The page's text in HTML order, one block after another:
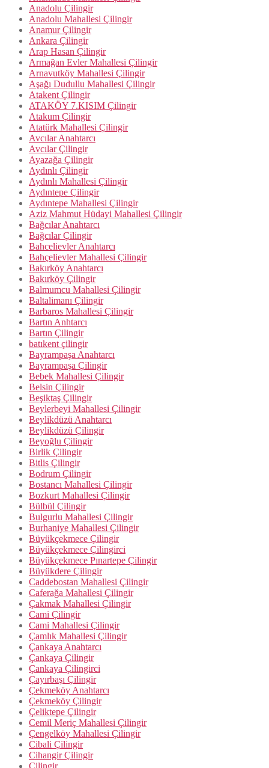
Anadolu Çilingir
Anadolu Mahallesi Çilingir
Anamur Çilingir
Ankara Çilingir
Arap Hasan Çilingir
Armağan Evler Mahallesi Çilingir
Arnavutköy Mahallesi Çilingir
Aşağı Dudullu Mahallesi Çilingir
Atakent Çilingir
ATAKÖY 7.KISIM Çilingir
Atakum Çilingir
Atatürk Mahallesi Çilingir
Avcılar Anahtarcı
Avcılar Çilingir
Ayazağa Çilingir
Aydınlı Çilingir
Aydınlı Mahallesi Çilingir
Aydıntepe Çilingir
Aydıntepe Mahallesi Çilingir
Aziz Mahmut Hüdayi Mahallesi Çilingir
Bağcılar Anahtarcı
Bağcılar Çilingir
Bahcelievler Anahtarcı
Bahçelievler Mahallesi Çilingir
Bakırköy Anahtarcı
Bakırköy Çilingir
Balmumcu Mahallesi Çilingir
Baltalimanı Çilingir
Barbaros Mahallesi Çilingir
Bartın Anhtarcı
Bartın Çilingir
batıkent çilingir
Bayrampaşa Anahtarcı
Bayrampaşa Çilingir
Bebek Mahallesi Çilingir
Belsin Çilingir
Beşiktaş Çilingir
Beylerbeyi Mahallesi Çilingir
Beylikdüzü Anahtarcı
Beylikdüzü Çilingir
Beyoğlu Çilingir
Birlik Çilingir
Bitlis Çilingir
Bodrum Çilingir
Bostancı Mahallesi Çilingir
Bozkurt Mahallesi Çilingir
Bülbül Çilingir
Bulgurlu Mahallesi Çilingir
Burhaniye Mahallesi Çilingir
Büyükçekmece Çilingir
Büyükçekmece Çilingirci
Büyükçekmece Pınartepe Çilingir
Büyükdere Çilingir
Caddebostan Mahallesi Çilingir
Caferağa Mahallesi Çilingir
Çakmak Mahallesi Çilingir
Cami Çilingir
Cami Mahallesi Çilingir
Çamlık Mahallesi Çilingir
Çankaya Anahtarcı
Çankaya Çilingir
Çankaya Çilingirci
Çayırbaşı Çilingir
Çekmeköy Anahtarcı
Çekmeköy Çilingir
Çeliktepe Çilingir
Cemil Meriç Mahallesi Çilingir
Çengelköy Mahallesi Çilingir
Cibali Çilingir
Cihangir Çilingir